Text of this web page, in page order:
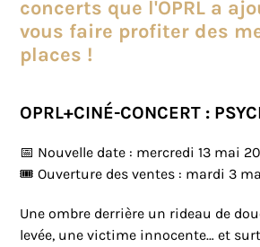
concerts que l'OPRL a
vous faire profiter des
places !
OPRL+CINÉ-CONCERT :
📅 Nouvelle date : mercredi 13 mai
🎟️ Ouverture des ventes : mardi 3
Une ombre derrière un rideau de
levée, une victime innocente… et